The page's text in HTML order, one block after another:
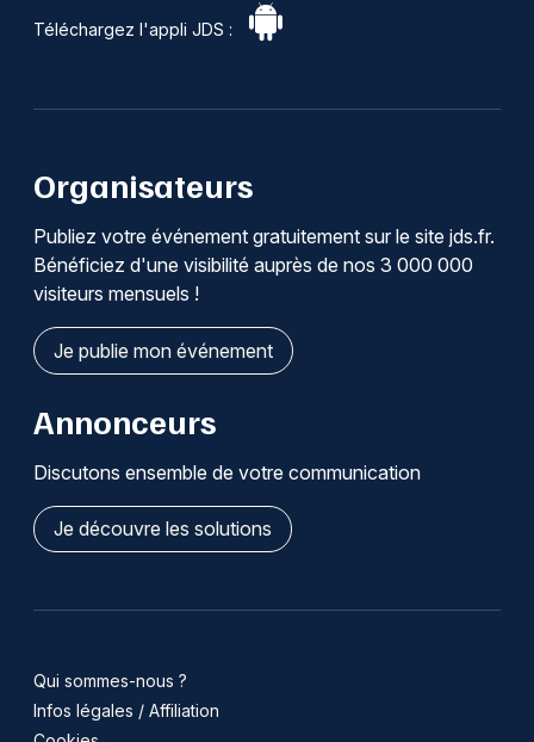
Téléchargez l'appli JDS :
Organisateurs
Publiez votre événement gratuitement sur le site jds.fr.
Bénéficiez d'une visibilité auprès de nos 3 000 000
visiteurs mensuels !
Je publie mon événement
Annonceurs
Discutons ensemble de votre communication
Je découvre les solutions
Qui sommes-nous ?
Infos légales / Affiliation